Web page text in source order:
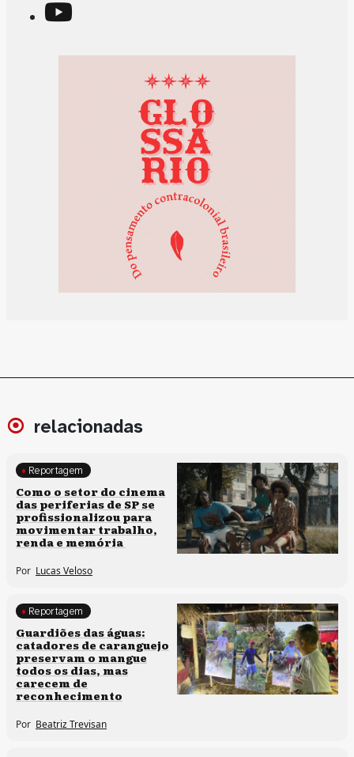
relacionadas
Políticas culturais
Reportagem
Como o setor do cinema
das periferias de SP se
profissionalizou para
movimentar trabalho,
renda e memória
Por Lucas Veloso
Clima e cultura
Reportagem
Guardiões das águas:
catadores de caranguejo
preservam o mangue
todos os dias, mas
carecem de
reconhecimento
Por Beatriz Trevisan